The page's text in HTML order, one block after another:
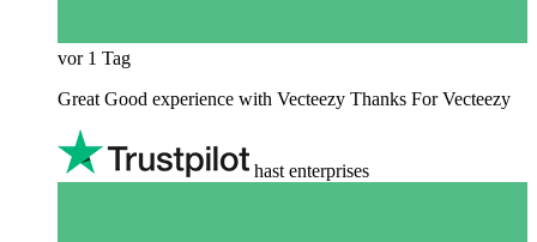
vor 1 Tag
Great Good experience with Vecteezy Thanks For Vecteezy
hast enterprises